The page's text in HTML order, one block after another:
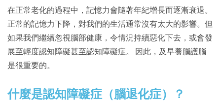
在正常老化的過程中，記憶力會隨著年紀增長而逐漸衰退。
正常的記憶力下降，對我們的生活通常沒有太大的影響。但
如果我們繼續忽視腦部健康，令情況持續惡化下去，或會發
展至輕度認知障礙甚至認知障礙症。 因此，及早養腦護腦
是很重要的。
什麼是認知障礙症（腦退化症）？